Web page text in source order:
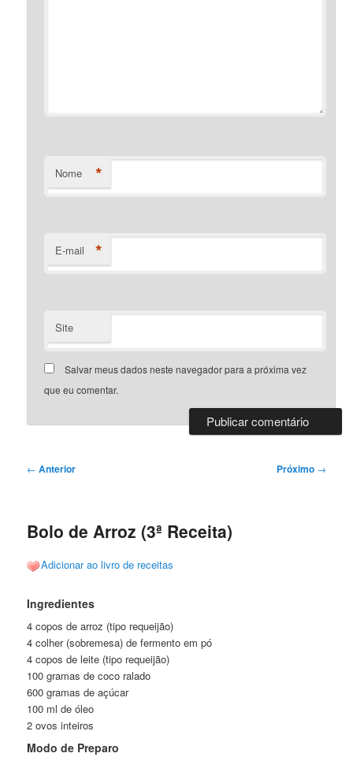
Nome *
E-mail *
Site
Salvar meus dados neste navegador para a próxima vez
que eu comentar.
Navegação
← Anterior Próximo →
Bolo de Arroz (3ª Receita)
Adicionar ao livro de receitas
Ingredientes
4 copos de arroz (tipo requeijão)
4 colher (sobremesa) de fermento em pó
4 copos de leite (tipo requeijão)
100 gramas de coco ralado
600 gramas de açúcar
100 ml de óleo
2 ovos inteiros
Modo de Preparo